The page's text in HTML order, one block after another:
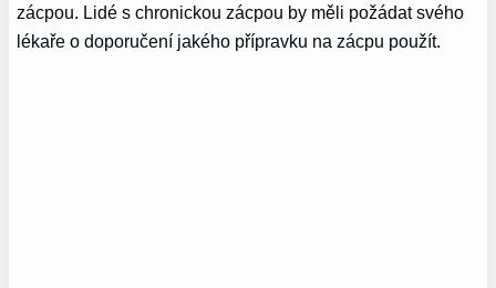
zácpou. Lidé s chronickou zácpou by měli požádat svého
lékaře o doporučení jakého přípravku na zácpu použít.